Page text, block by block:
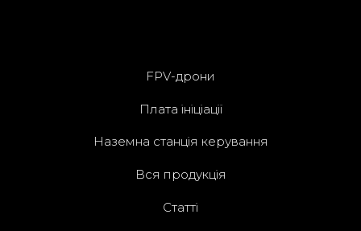
FPV-дрони
Плата ініціації
Наземна станція керування
Вся продукція
Статті